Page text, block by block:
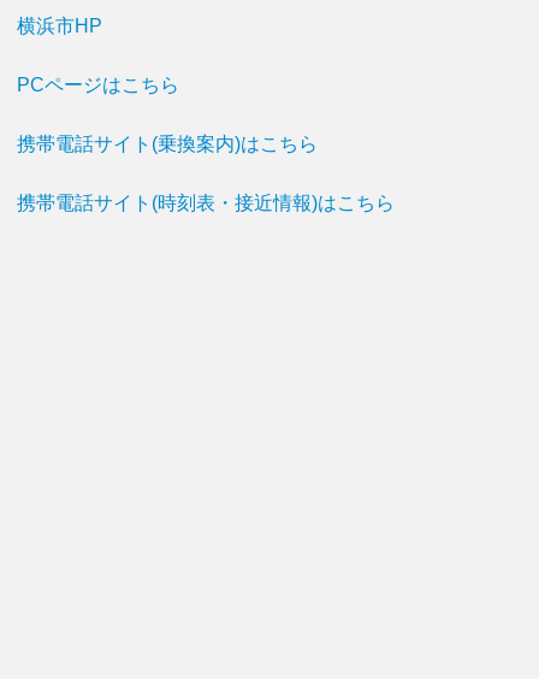
横浜市HP
PCページはこちら
携帯電話サイト(乗換案内)はこちら
携帯電話サイト(時刻表・接近情報)はこちら